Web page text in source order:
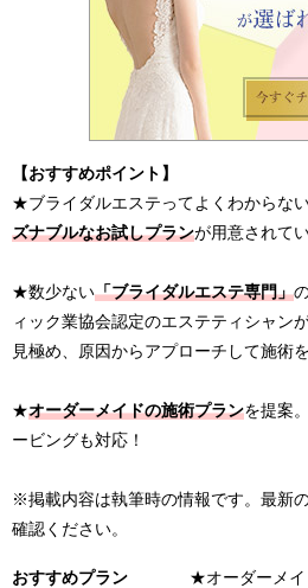
【おすすめポイント】
★ブライダルエステってよくわからな
ズナブルなお試しプランが用意されて
★数少ない「ブライダルエステ専門」
ィック業協会認定のエステティシャン
見極め、原因からアプローチして施術
★オーダーメイドの施術プランを提案
ービングも対応！
※掲載内容は執筆時の情報です。最新
確認ください。
おすすめプラン
★オーダーメイ